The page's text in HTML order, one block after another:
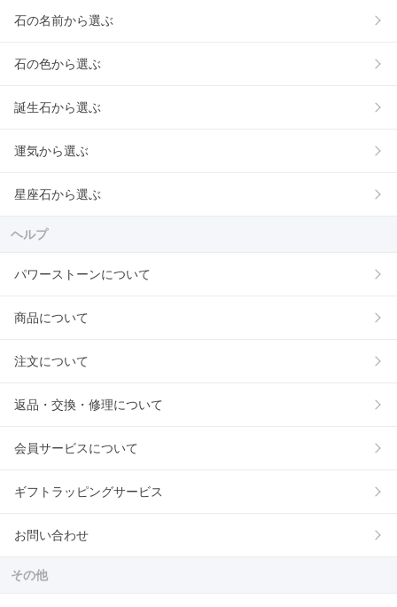
石の名前から選ぶ
石の色から選ぶ
誕生石から選ぶ
運気から選ぶ
星座石から選ぶ
ヘルプ
パワーストーンについて
商品について
注文について
返品・交換・修理について
会員サービスについて
ギフトラッピングサービス
お問い合わせ
その他